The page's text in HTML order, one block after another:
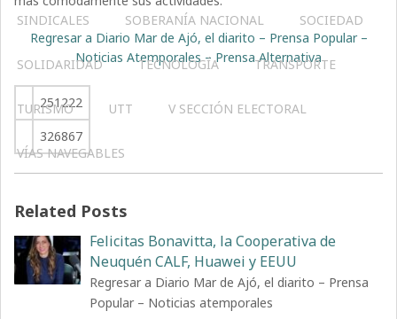
SINDICALES SOBERANÍA NACIONAL SOCIEDAD
SOLIDARIDAD TECNOLOGÍA TRANSPORTE
TURISMO UTT V SECCIÓN ELECTORAL
VÍAS NAVEGABLES
Regresar a Diario Mar de Ajó, el diarito – Prensa Popular –
Noticias Atemporales – Prensa Alternativa
251222
326867
Related Posts
Felicitas Bonavitta, la Cooperativa de
Neuquén CALF, Huawei y EEUU
Regresar a Diario Mar de Ajó, el diarito – Prensa
Popular – Noticias atemporales